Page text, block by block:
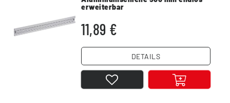
erweiterbar
11,89 €
DETAILS